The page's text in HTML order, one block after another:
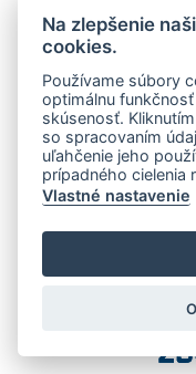
Na zlepšenie
cookies.
Používame súbory
optimálnu
skúsenosť.
so spracovaním
uľahčenie jeho
prípadného cielenia
Vlastné nastavenie